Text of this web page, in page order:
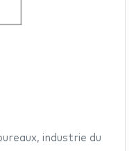
, industrie du